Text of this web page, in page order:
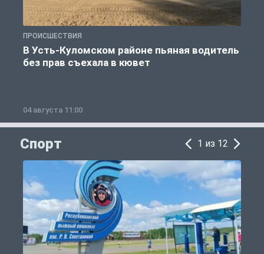
ПРОИСШЕСТВИЯ
В Усть-Куломском районе пьяная водитель
без прав съехала в кювет
04 августа 11:00
Спорт 1 из 12